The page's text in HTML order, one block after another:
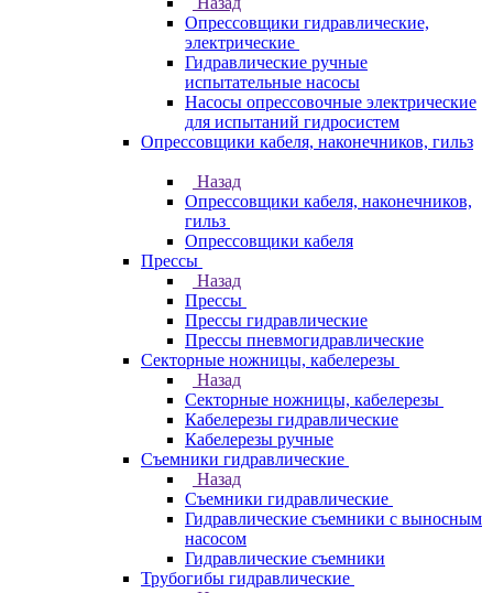
Опрессовщики гидравлические,
электрические
Гидравлические ручные
испытательные насосы
Насосы опрессовочные электрические
для испытаний гидросистем
Опрессовщики кабеля, наконечников, гильз
Назад
Опрессовщики кабеля, наконечников,
гильз
Опрессовщики кабеля
Прессы
Назад
Прессы
Прессы гидравлические
Прессы пневмогидравлические
Секторные ножницы, кабелерезы
Назад
Секторные ножницы, кабелерезы
Кабелерезы гидравлические
Кабелерезы ручные
Съемники гидравлические
Назад
Съемники гидравлические
Гидравлические cъемники с выносным
насосом
Гидравлические съемники
Трубогибы гидравлические